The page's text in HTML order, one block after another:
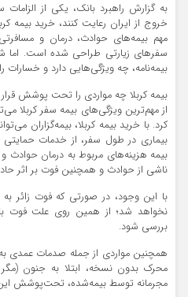
به گزارش راهبرد بانک، یکی از الزامات
خروج از ایران رعایت کنند، خرید بیمه
مهم بیمه‌های حوادث، درمان و
سفرهای زیارتی طراحی شده است. اما
بیمه‌نامه، چه ویژگی‌هایی دارد و
بیمه کربلا چه مواردی را تحت پوشش
از مهم‌ترین ویژگی‌های بیمه سفر کربلا
کرد. با خرید بیمه کربلا، بیمه‌گزاران
بیماری در طول سفر، از خدمات
بیمه هزینه‌های مربوط به درمان حوادث و
ناشی از حوادث و همچنین فوت بر اثر
با این وجود، در صورتی که فوت زائر
نخواهد شد؛ از همین روی علت فوت
بررسی شود.
همچنین مواردی از جمله صدمات عمدی
محرک بدون نسخه، ابتلا به جنون
مجرمانه توسط بیمه‌شده، تحت‌پوشش این